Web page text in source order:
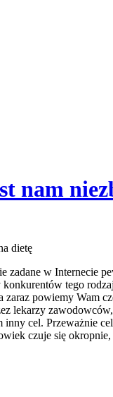
nam
dietę
zadane w
tego
powiemy
lekarzy
cel. Przeważnie
czuje się